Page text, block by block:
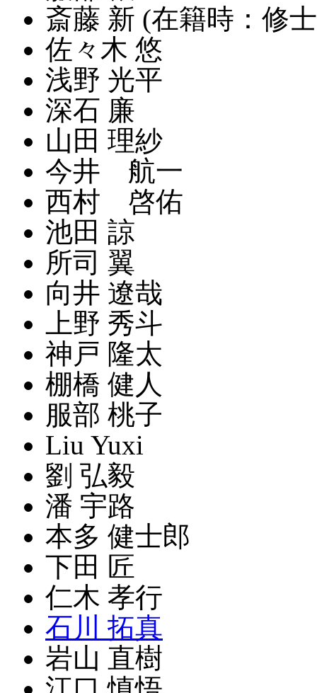
斎藤 新 (在籍時：修
佐々木 悠
浅野 光平
深石 廉
山田 理紗
今井 航一
西村 啓佑
池田 諒
所司 翼
向井 遼哉
上野 秀斗
神戸 隆太
棚橋 健人
服部 桃子
Liu Yuxi
劉 弘毅
潘 宇路
本多 健士郎
下田 匠
仁木 孝行
石川 拓真
岩山 直樹